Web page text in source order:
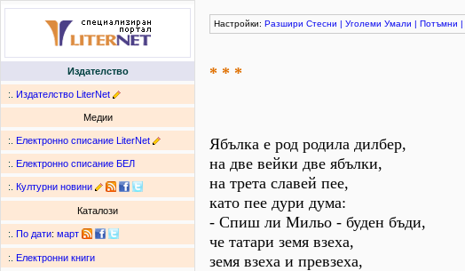
Издателство
:. Издателство LiterNet
Медии
:. Електронно списание LiterNet
:. Електронно списание БЕЛ
:. Културни новини
Каталози
:. По дати: март
:. Електронни книги
Настройки: Разшири Стесни | Уголеми Умали | Потъмни |
* * *
Ябълка е род родила дилбер,
на две вейки две ябълки,
на трета славей пее,
като пее дури дума:
- Спиш ли Мильо - буден бъди,
че татари земя взеха,
земя взеха и превзеха,